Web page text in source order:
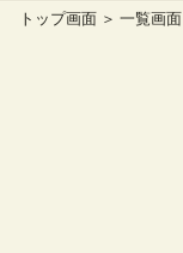
トップ画面 一覧画面